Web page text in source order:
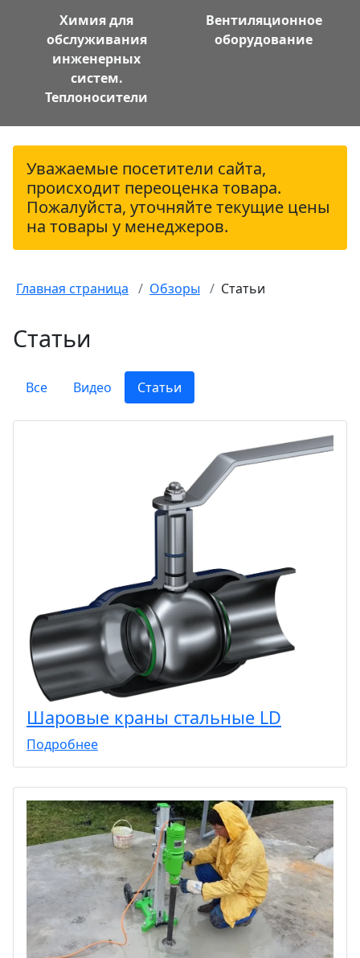
Химия для
обслуживания
инженерных
систем.
Теплоносители
Вентиляционное
оборудование
Уважаемые посетители сайта,
происходит переоценка товара.
Пожалуйста, уточняйте текущие цены
на товары у менеджеров.
Главная страница Обзоры Статьи
Статьи
Все Видео Статьи
Шаровые краны стальные LD
Подробнее